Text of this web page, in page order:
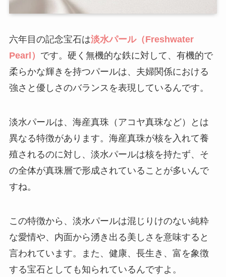
六年目の記念宝石は淡水パール（Freshwater
Pearl） です。硬く無機的な鉄に対して、有機的で
柔らかな輝きを持つパールは、夫婦関係における
強さと優しさのバランスを表現しているんです。
淡水パールは、海産真珠（アコヤ真珠など）とは
異なる特徴があります。海産真珠が核を入れて養
殖されるのに対し、淡水パールは核を持たず、そ
の全体が真珠層で形成されていることが多いんで
すね。
この特徴から、淡水パールは混じりけのない純粋
な愛情や、内面から湧き出る美しさを意味すると
言われています。また、健康、長生き、富を象徴
する宝石としても知られているんですよ。